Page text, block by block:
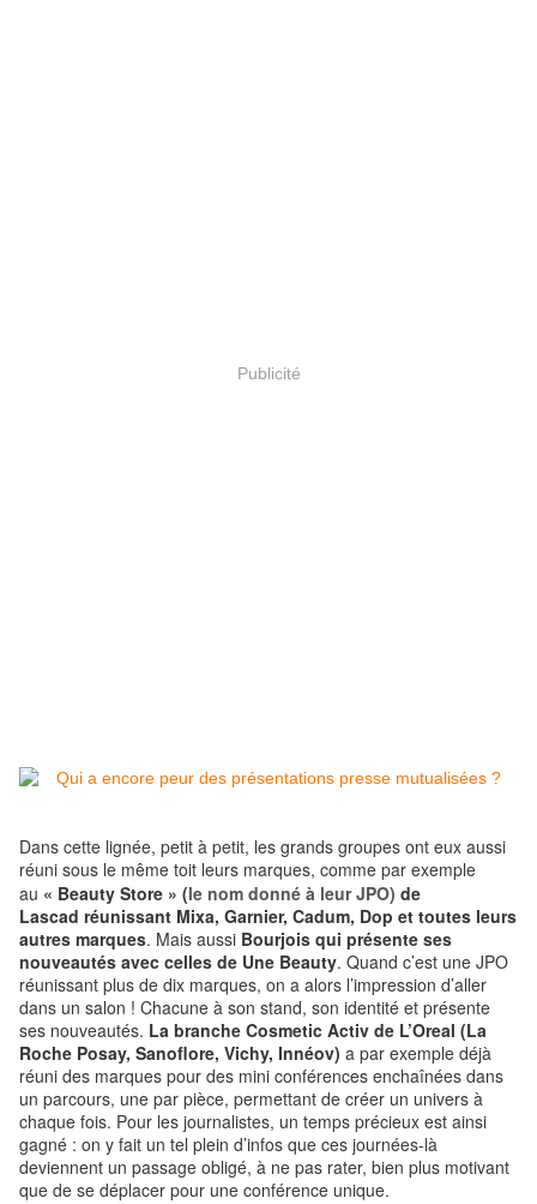
Publicité
Dans cette lignée, petit à petit, les grands groupes ont eux aussi
réuni sous le même toit leurs marques, comme par exemple
au « Beauty Store » (le nom donné à leur JPO) de
Lascad réunissant Mixa, Garnier, Cadum, Dop et toutes leurs
autres marques. Mais aussi Bourjois qui présente ses
nouveautés avec celles de Une Beauty. Quand c’est une JPO
réunissant plus de dix marques, on a alors l’impression d’aller
dans un salon ! Chacune à son stand, son identité et présente
ses nouveautés. La branche Cosmetic Activ de L’Oreal (La
Roche Posay, Sanoflore, Vichy, Innéov) a par exemple déjà
réuni des marques pour des mini conférences enchaînées dans
un parcours, une par pièce, permettant de créer un univers à
chaque fois. Pour les journalistes, un temps précieux est ainsi
gagné : on y fait un tel plein d’infos que ces journées-là
deviennent un passage obligé, à ne pas rater, bien plus motivant
que de se déplacer pour une conférence unique.